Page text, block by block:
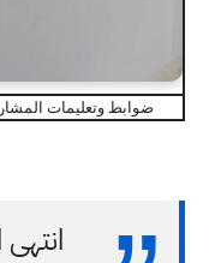
ضوابط وتعليمات المشاركة في